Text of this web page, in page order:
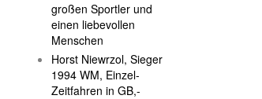
großen Sportler und
einen liebevollen
Menschen
Horst Niewrzol, Sieger
1994 WM, Einzel-
Zeitfahren in GB,-